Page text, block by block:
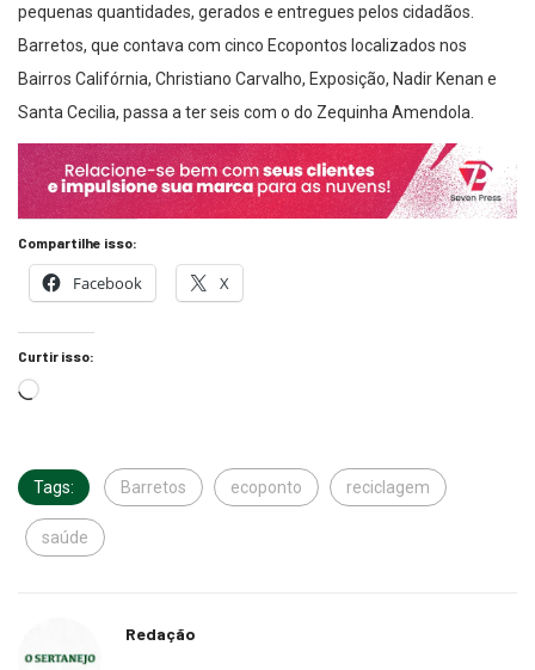
pequenas quantidades, gerados e entregues pelos cidadãos.
Barretos, que contava com cinco Ecopontos localizados nos
Bairros Califórnia, Christiano Carvalho, Exposição, Nadir Kenan e
Santa Cecilia, passa a ter seis com o do Zequinha Amendola.
Compartilhe isso:
Facebook X
Curtir isso:
Tags: Barretos ecoponto reciclagem
saúde
Redação